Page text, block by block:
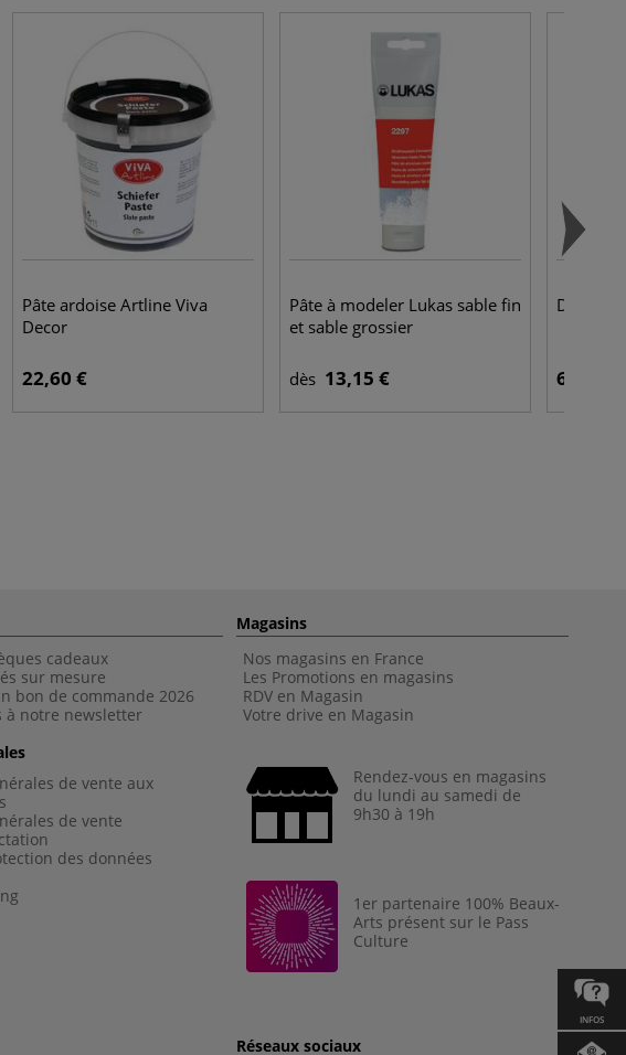
INFOS
Pâte ardoise Artline Viva
Decor
22,60 €
Pâte à modeler Lukas sable fin
et sable grossier
dès 13,15 €
Darwi
6,45 €
cadeaux
sur mesure
bon de commande 2026
à notre newsletter
de vente aux
de vente
des données
Magasins
Nos magasins en France
Les Promotions en magasins
RDV en Magasin
Votre drive en Magasin
Rendez-vous en magasins
du lundi au samedi de
9h30 à 19h
1er partenaire 100% Beaux-
Arts présent sur le Pass
Culture
Réseaux sociaux